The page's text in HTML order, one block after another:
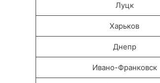
Луцк
Харьков
Днепр
Ивано-Франковск